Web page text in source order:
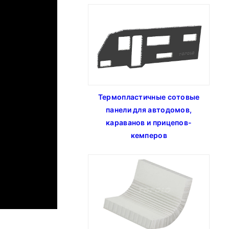
Термопластичные сотовые
панели для автодомов,
караванов и прицепов-
кемперов